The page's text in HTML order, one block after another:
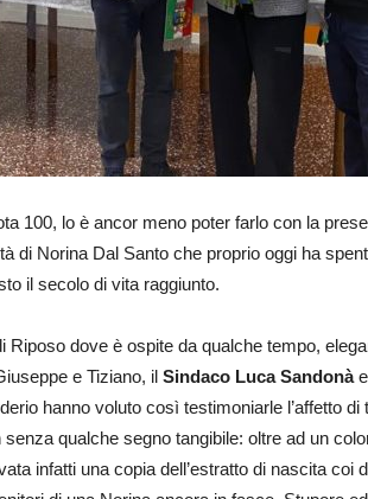
100, lo è ancor meno poter farlo con la
di Norina Dal Santo che proprio oggi ha
il secolo di vita raggiunto.
Riposo dove è ospite da qualche tempo,
e Tiziano, il Sindaco Luca Sandonàe
hanno voluto così testimoniarle l’affetto
qualche segno tangibile: oltre ad un
infatti una copia dell’estratto di nascita coi